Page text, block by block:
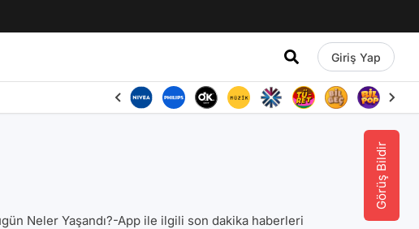
Giriş Yap
Görüş Bildir
Neler Yaşandı?-App ile ilgili son dakika haberleri